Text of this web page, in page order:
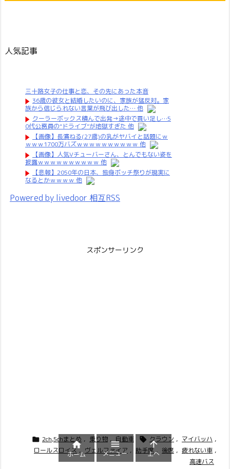
人気記事
三十路女子の仕事と恋、その先にあった本音
36歳の彼女と結婚したいのに、家族が猛反対。家
族から信じられない言葉が飛び出した… 他
クーラーボックス積んで出発→途中で買い足し…5
0代公務員の“ドライブ”が地獄すぎた 他
【画像】長濱ねる(27歳)の乳がヤバイと話題にｗ
ｗｗｗ1700万バズｗｗｗｗｗｗｗｗｗｗ 他
【画像】人気Vチューバーさん、とんでもない姿を
披露ｗｗｗｗｗｗｗｗｗｗ 他
【悲報】2050年の日本、独身ボッチ祭りが現実に
なるとかｗｗｗｗ 他
Powered by livedoor 相互RSS
スポンサーリンク
 2ch,5chまとめ , 乗り物 , 自動車  クラウン , マイバッハ ,
ロールスロイス , ヴェルファイア , 助手席 , 後席 , 疲れない車 ,
高速バス

ホーム

メニュー

上へ